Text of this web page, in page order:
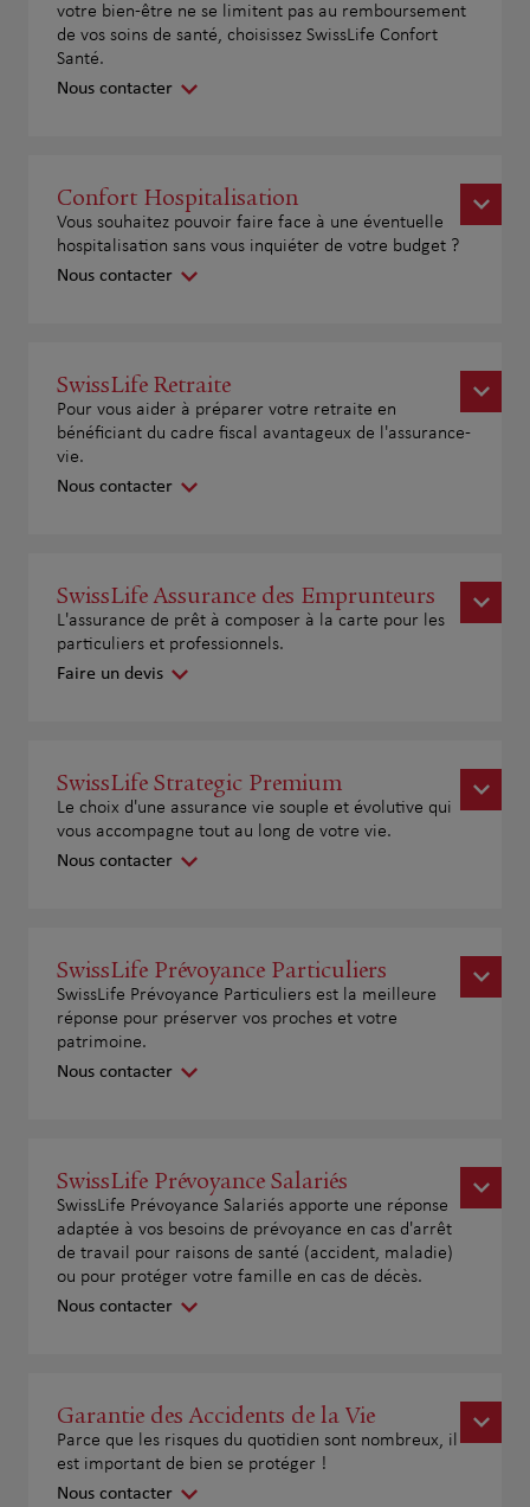
votre bien-être ne se limitent pas au remboursement
de vos soins de santé, choisissez SwissLife Confort
Santé.
Nous contacter
Confort Hospitalisation
Vous souhaitez pouvoir faire face à une éventuelle
hospitalisation sans vous inquiéter de votre budget ?
Nous contacter
SwissLife Retraite
Pour vous aider à préparer votre retraite en
bénéficiant du cadre fiscal avantageux de l'assurance-
vie.
Nous contacter
SwissLife Assurance des Emprunteurs
L'assurance de prêt à composer à la carte pour les
particuliers et professionnels.
Faire un devis
SwissLife Strategic Premium
Le choix d'une assurance vie souple et évolutive qui
vous accompagne tout au long de votre vie.
Nous contacter
SwissLife Prévoyance Particuliers
SwissLife Prévoyance Particuliers est la meilleure
réponse pour préserver vos proches et votre
patrimoine.
Nous contacter
SwissLife Prévoyance Salariés
SwissLife Prévoyance Salariés apporte une réponse
adaptée à vos besoins de prévoyance en cas d'arrêt
de travail pour raisons de santé (accident, maladie)
ou pour protéger votre famille en cas de décès.
Nous contacter
Garantie des Accidents de la Vie
Parce que les risques du quotidien sont nombreux, il
est important de bien se protéger !
Nous contacter